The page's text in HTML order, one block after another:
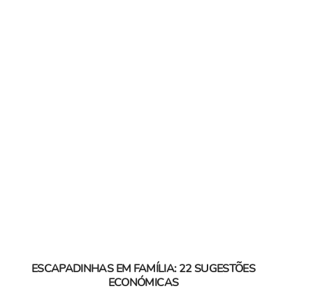
ESCAPADINHAS EM FAMÍLIA: 22 SUGESTÕES
ECONÓMICAS